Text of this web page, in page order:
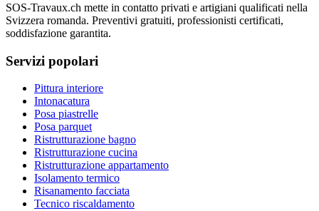
SOS-Travaux.ch mette in contatto privati e artigiani qualificati nella
Svizzera romanda. Preventivi gratuiti, professionisti certificati,
soddisfazione garantita.
Servizi popolari
Pittura interiore
Intonacatura
Posa piastrelle
Posa parquet
Ristrutturazione bagno
Ristrutturazione cucina
Ristrutturazione appartamento
Isolamento termico
Risanamento facciata
Tecnico riscaldamento